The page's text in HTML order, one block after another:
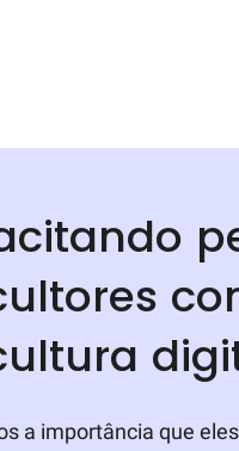
a importância que